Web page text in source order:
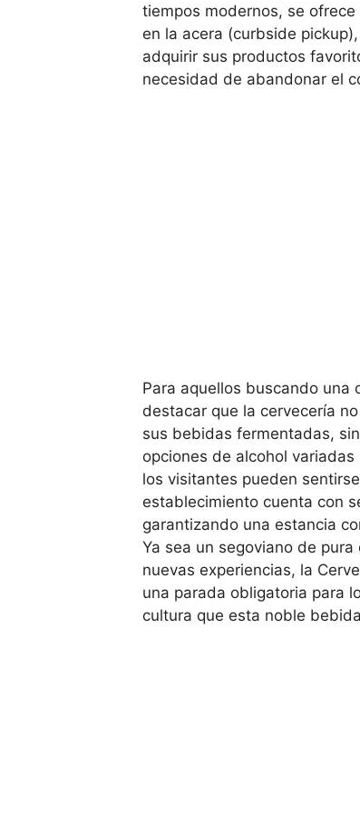
tiempos modernos, se
en la acera (curbside
adquirir sus productos
necesidad de abandonar el
Para aquellos buscando
destacar que la cervecería
sus bebidas fermentadas,
opciones de alcohol
los visitantes pueden
establecimiento cuenta con
garantizando una estancia
Ya sea un segoviano de
nuevas experiencias, la
una parada obligatoria para
cultura que esta noble